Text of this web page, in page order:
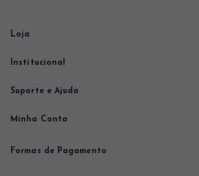
Loja
Institucional
Suporte e Ajuda
Minha Conta
Formas de Pagamento